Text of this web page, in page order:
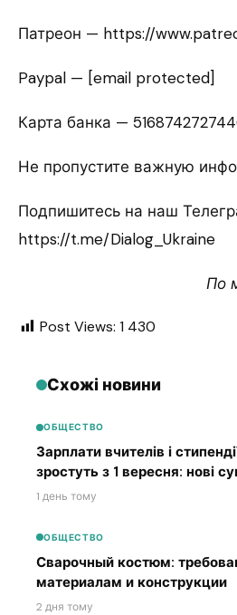
Патреон — https://
Paypal — [email protected]
Карта банка —
Не пропустите важную
Подпишитесь на наш
https://t.me/Dialog_Ukraine
По
Post Views: 1 430
Схожі новини
ОБЩЕСТВО
Зарплати вчителів і
зростуть з 1 вересня: нові
1 день тому
ОБЩЕСТВО
Сварочный костюм:
материалам и конструкции
2 дня тому